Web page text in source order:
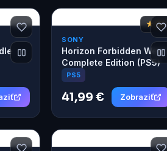
★ 9,1
SONY
Horizon Forbidden West:
Complete Edition (PS5)
PS5
41,99 € Zobraziť